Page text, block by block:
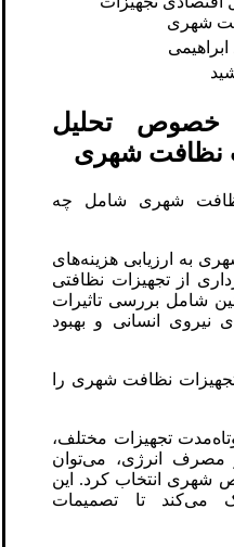
شهری
خصوص تحلیل
نظافت شهری
نظافت شهری شامل چه
به ارزیابی هزینه‌های
از تجهیزات نظافتی
شامل بررسی تاثیرات
نیروی انسانی و بهبود
تجهیزات نظافت شهری را
تجهیزات مختلف،
مصرف انرژی، می‌توان
شهری انتخاب کرد. این
می‌کند تا تصمیمات